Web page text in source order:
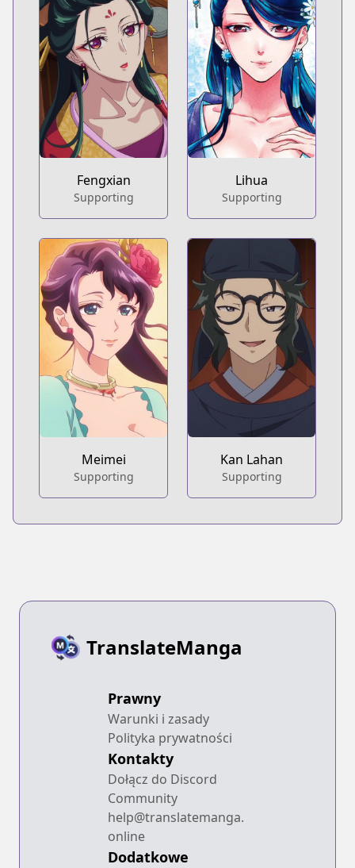
Fengxian
Supporting
Lihua
Supporting
Meimei
Supporting
Kan Lahan
Supporting
TranslateManga
Prawny
Warunki i zasady
Polityka prywatności
Kontakty
Dołącz do Discord
Community
help@translatemanga.
online
Dodatkowe